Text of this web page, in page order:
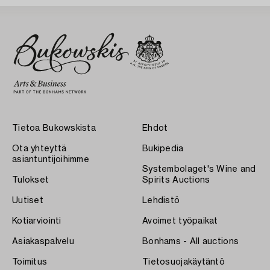
Tietoa Bukowskista
Ota yhteyttä
asiantuntijoihimme
Tulokset
Uutiset
Kotiarviointi
Asiakaspalvelu
Toimitus
Ehdot
Bukipedia
Systembolaget's Wine and
Spirits Auctions
Lehdistö
Avoimet työpaikat
Bonhams - All auctions
Tietosuojakäytäntö